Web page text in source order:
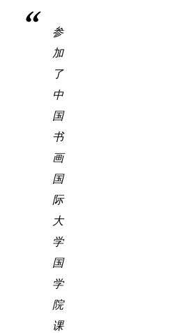
参
加
了
中
国
书
画
国
际
大
学
国
学
院
课